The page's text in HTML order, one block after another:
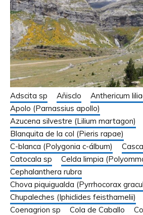
Adscita sp Añisclo
Anthericum
Apolo (Parnassius apollo)
Azucena silvestre (Lilium martagon)
Blanquita de la col (Pieris rapae)
C-blanca (Polygonia c-álbum)
Catocala sp
Celda limpia
Cephalanthera rubra
Chova piquigualda (Pyrrhocorax
Chupaleches (Iphiclides feisthamelii)
Coenagrion sp
Cola de Caballo